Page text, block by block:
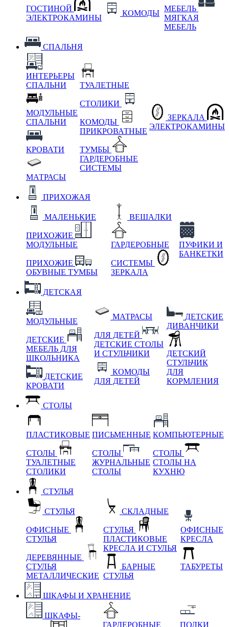
ГОСТИНОЙ
ЭЛЕКТРОКАМИНЫ
КОМОДЫ
МЕБЕЛЬ
МЯГКАЯ
МЕБЕЛЬ
СПАЛЬНЯ
ИНТЕРЬЕРЫ
СПАЛЬНИ
МОДУЛЬНЫЕ
СПАЛЬНИ
КРОВАТИ
МАТРАСЫ
ТУАЛЕТНЫЕ
СТОЛИКИ
КОМОДЫ
ПРИКРОВАТНЫЕ
ТУМБЫ
ГАРДЕРОБНЫЕ
СИСТЕМЫ
ЗЕРКАЛА
ЭЛЕКТРОКАМИНЫ
ПРИХОЖАЯ
МАЛЕНЬКИЕ
ПРИХОЖИЕ
МОДУЛЬНЫЕ
ПРИХОЖИЕ
ОБУВНЫЕ ТУМБЫ
ВЕШАЛКИ
ГАРДЕРОБНЫЕ
СИСТЕМЫ
ЗЕРКАЛА
ПУФИКИ И
БАНКЕТКИ
ДЕТСКАЯ
МОДУЛЬНЫЕ
ДЕТСКИЕ
МЕБЕЛЬ ДЛЯ
ШКОЛЬНИКА
ДЕТСКИЕ
КРОВАТИ
МАТРАСЫ
ДЛЯ ДЕТЕЙ
ДЕТСКИЕ СТОЛЫ
И СТУЛЬЧИКИ
КОМОДЫ
ДЛЯ ДЕТЕЙ
ДЕТСКИЕ
ДИВАНЧИКИ
ДЕТСКИЙ
СТУЛЬЧИК
ДЛЯ
КОРМЛЕНИЯ
СТОЛЫ
ПЛАСТИКОВЫЕ
СТОЛЫ
ТУАЛЕТНЫЕ
СТОЛИКИ
ПИСЬМЕННЫЕ
СТОЛЫ
ЖУРНАЛЬНЫЕ
СТОЛЫ
КОМПЬЮТЕРНЫЕ
СТОЛЫ
СТОЛЫ НА
КУХНЮ
СТУЛЬЯ
СТУЛЬЯ
ОФИСНЫЕ
СТУЛЬЯ
ДЕРЕВЯННЫЕ
СТУЛЬЯ
МЕТАЛЛИЧЕСКИЕ
СКЛАДНЫЕ
СТУЛЬЯ
ПЛАСТИКОВЫЕ
КРЕСЛА И СТУЛЬЯ
БАРНЫЕ
СТУЛЬЯ
ОФИСНЫЕ
КРЕСЛА
ТАБУРЕТЫ
ШКАФЫ И ХРАНЕНИЕ
ШКАФЫ-
ГАРДЕРОБНЫЕ
ПОЛКИ